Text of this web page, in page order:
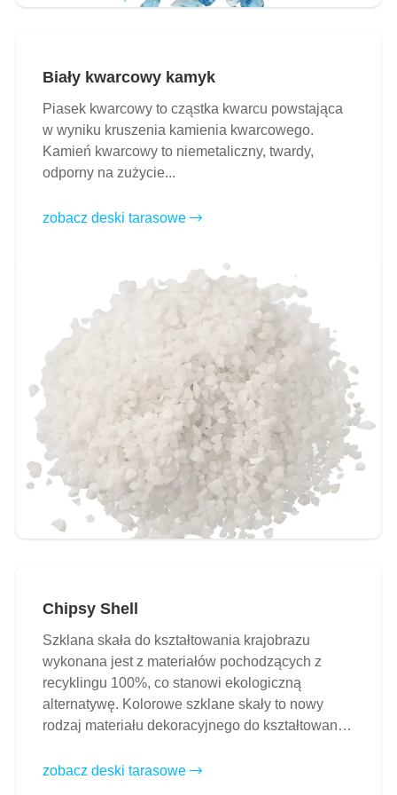
Biały kwarcowy kamyk
Piasek kwarcowy to cząstka kwarcu powstająca
w wyniku kruszenia kamienia kwarcowego.
Kamień kwarcowy to niemetaliczny, twardy,
odporny na zużycie...
zobacz deski tarasowe
Chipsy Shell
Szklana skała do kształtowania krajobrazu
wykonana jest z materiałów pochodzących z
recyklingu 100%, co stanowi ekologiczną
alternatywę. Kolorowe szklane skały to nowy
rodzaj materiału dekoracyjnego do kształtowania
zobacz deski tarasowe